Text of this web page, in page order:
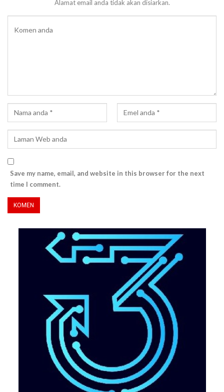
Alamat email anda tidak akan disiarkan.
Save my name, email, and website in this browser for the next
time I comment.